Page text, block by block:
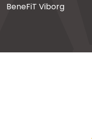
BeneFiT Viborg